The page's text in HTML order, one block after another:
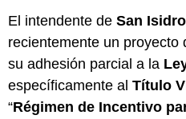
El intendente de San Isidro
recientemente un proyecto
su adhesión parcial a la
específicamente al Título
“Régimen de Incentivo